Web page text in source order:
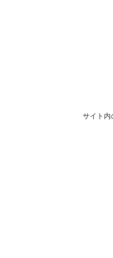
サイト内